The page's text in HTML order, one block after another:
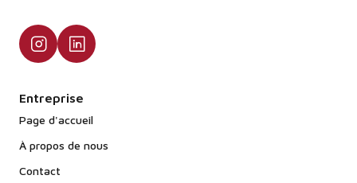
Entreprise
Page d'accueil
À propos de nous
Contact